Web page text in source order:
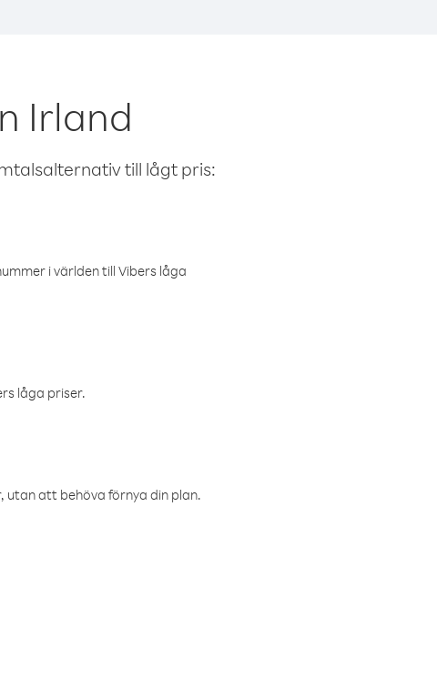
Irland
till lågt pris:
i världen till Vibers låga
låga priser.
att behöva förnya din plan.